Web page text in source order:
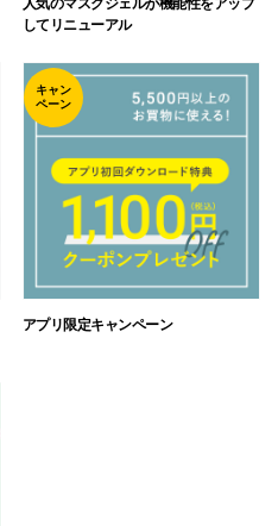
人気のマスクジェルが機能性をアップ
してリニューアル
キャン
ペーン
アプリ限定キャンペーン